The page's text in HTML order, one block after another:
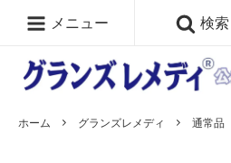
メニュー 検索
ホーム グランズレメディ 通常品